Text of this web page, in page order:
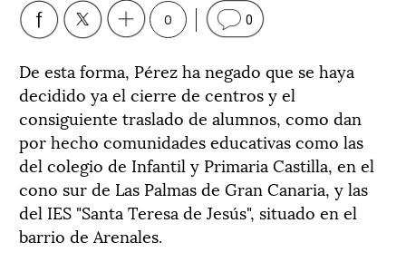
0 0
De esta forma, Pérez ha negado que se haya
decidido ya el cierre de centros y el
consiguiente traslado de alumnos, como dan
por hecho comunidades educativas como las
del colegio de Infantil y Primaria Castilla, en el
cono sur de Las Palmas de Gran Canaria, y las
del IES "Santa Teresa de Jesús", situado en el
barrio de Arenales.